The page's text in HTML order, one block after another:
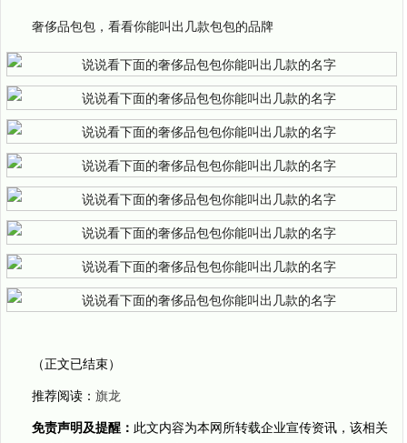
奢侈品包包，看看你能叫出几款包包的品牌
（正文已结束）
推荐阅读： 旗龙
免责声明及提醒： 此文内容为本网所转载企业宣传资讯，该相关